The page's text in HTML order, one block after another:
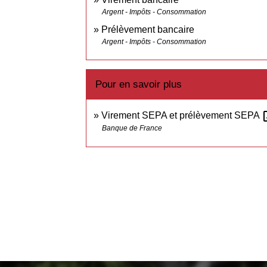
Argent - Impôts - Consommation
Prélèvement bancaire
Argent - Impôts - Consommation
Pour en savoir plus
Virement SEPA et prélèvement SEPA
Banque de France